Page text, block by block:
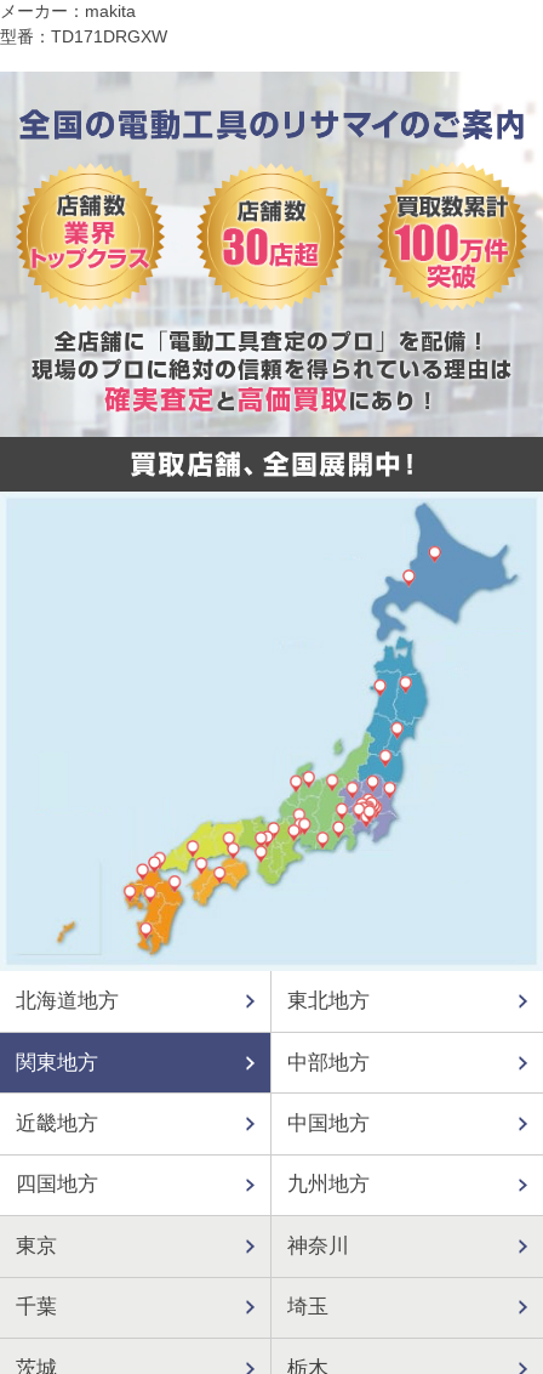
メーカー：makita
型番：TD171DRGXW
北海道地方 東北地方
関東地方 中部地方
近畿地方 中国地方
四国地方 九州地方
東京 神奈川
千葉 埼玉
茨城 栃木